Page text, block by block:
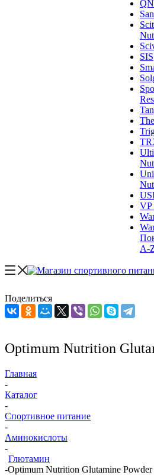
San
SIS
VP
A-
Поделиться
Optimum Nutrition
Главная
-
Каталог
-
Спортивное питание
-
Аминокислоты
-
Глютамин
-Optimum Nutrition Glutamine